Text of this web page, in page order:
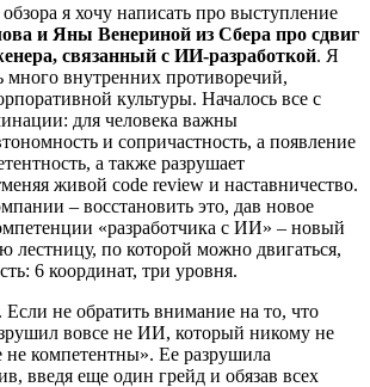
я хочу написать про выступление
и Яны Венериной из Сбера про сдвиг
связанный с ИИ-разработкой. Я
много внутренних противоречий,
культуры. Началось все с
для человека важны
и сопричастность, а появление
а также разрушает
живой code review и наставничество.
– восстановить это, дав новое
«разработчика с ИИ» – новый
лестницу, по которой можно двигаться,
6 координат, три уровня.
не обратить внимание на то, что
вовсе не ИИ, который никому не
компетентны». Ее разрушила
введя еще один грейд и обязав всех